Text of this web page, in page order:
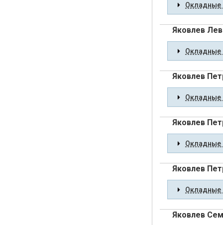
Окладные
Яковлев
Окладные
Яковлев
Окладные
Яковлев
Окладные
Яковлев
Окладные
Яковлев